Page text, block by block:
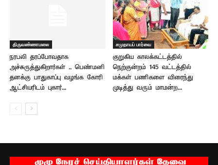
திருவண்ணாமலை
நரபலி தரப்போவதாக
அச்சுருத்துகிறார்கள் .. பெண்மனி
தனக்கு பாதுகாப்பு வழங்க கோரி
ஆட்சியரிடம் புகார்...
சமுதாயப் பார்வை
குறுகிய காலக்கட்டத்தில்
நெற்குன்றம் 145 வட்டத்தில்
மக்கள் பணிகளை விரைந்து
முடித்து வரும் மாமன்ற...